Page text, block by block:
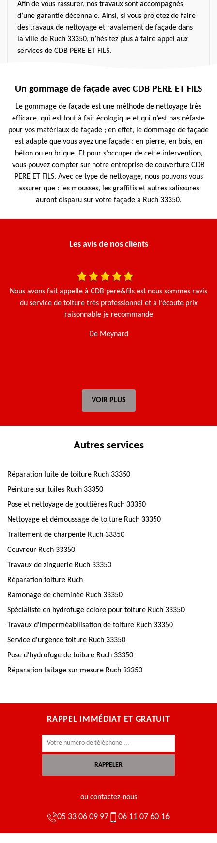
Afin de vous rassurer, nos travaux sont accompagnés
d’une garantie décennale. Ainsi, si vous projetez de faire
des travaux de nettoyage et ravalement de façade dans
la ville de Ruch 33350, n’hésitez plus à faire appel aux
services de CDB PERE ET FILS.
Un gommage de façade avec CDB PERE ET FILS
Le gommage de façade est une méthode de nettoyage très
efficace, qui est tout à fait écologique et qui n’est pas néfaste
pour vos matériaux de façade ; en effet, le dommage de façade
est adapté que vous ayez une façade : en pierre, en bois, en
béton ou en brique. Et pour s’occuper de cette intervention,
vous pouvez compter sur notre entreprise de couverture CDB
PERE ET FILS. Avec ce type de nettoyage, nous pouvons vous
assurer que : les mousses, les graffitis et autres salissures
auront disparu sur votre façade à Ruch 33350.
Les avis de nos clients
avons fait appelle à CDB pere&fils est nous sommes ravis
du service de toiture très professionnel et à l’écoute prix
raisonnable je recommande
De Meynard
J'ai
un
VOIR PLUS
Autres services
Réparation fuite de toiture Ruch 33350
Peinture sur tuiles Ruch 33350
Pose et nettoyage de gouttières Ruch 33350
Nettoyage et démoussage de toiture Ruch 33350
Traitement de charpente Ruch 33350
Couvreur Ruch 33350
Travaux de zinguerie Ruch 33350
Réparation toiture Ruch
Ramonage de cheminée Ruch 33350
Spécialiste en hydrofuge colore pour toiture Ruch 33350
Travaux d'imperméabilisation de toiture Ruch 33350
Service d'urgence toiture Ruch 33350
Pose d'hydrofuge de toiture Ruch 33350
Réparation faitage sur mesure Ruch 33350
RAPPEL IMMÉDIAT ET GRATUIT
ou contactez-nous
05 33 06 09 97 06 11 07 60 16